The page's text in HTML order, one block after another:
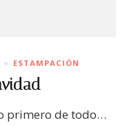
ESTAMPACIÓN
primero de todo…